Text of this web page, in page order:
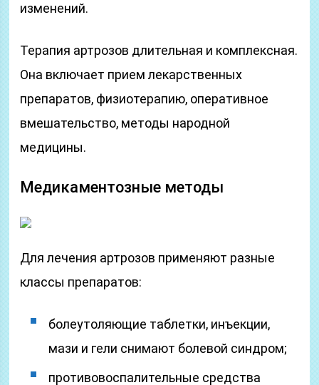
изменений.
Терапия артрозов длительная и комплексная.
Она включает прием лекарственных
препаратов, физиотерапию, оперативное
вмешательство, методы народной
медицины.
Медикаментозные методы
Для лечения артрозов применяют разные
классы препаратов:
болеутоляющие таблетки, инъекции,
мази и гели снимают болевой синдром;
противовоспалительные средства